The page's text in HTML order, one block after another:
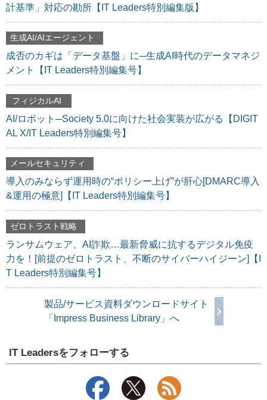
計基準」対応の勘所【IT Leaders特別編集版】
生成AI/AIエージェント
成否のカギは「データ基盤」に─生成AI時代のデータマネジ
メント【IT Leaders特別編集号】
フィジカルAI
AI/ロボット─Society 5.0に向けた社会実装が広がる【DIGIT
AL X/IT Leaders特別編集号】
メールセキュリティ
導入のみならず運用時の“ポリシー上げ”が肝心[DMARC導入
&運用の極意]【IT Leaders特別編集号】
ゼロトラスト戦略
ランサムウェア、AI詐欺…最新脅威に抗するデジタル免疫
力を！[前提のゼロトラスト、不断のサイバーハイジーン]【I
T Leaders特別編集号】
製品/サービス資料ダウンロードサイト
「Impress Business Library」へ
IT Leadersをフォローする